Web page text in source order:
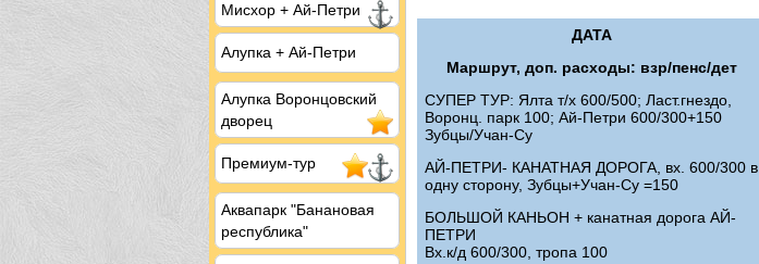
Мисхор + Ай-Петри
Алупка + Ай-Петри
Алупка Воронцовский
дворец
Премиум-тур
Аквапарк "Банановая
республика"
ДАТА
Маршрут, доп. расходы: взр/пенс/дет
СУПЕР ТУР: Ялта т/х 600/500; Ласт.гнездо,
Воронц. парк 100; Ай-Петри 600/300+150
Зубцы/Учан-Су
АЙ-ПЕТРИ- КАНАТНАЯ ДОРОГА, вх. 600/300 в
одну сторону, Зубцы+Учан-Су =150
БОЛЬШОЙ КАНЬОН + канатная дорога АЙ-
ПЕТРИ
Вх.к/д 600/300, тропа 100